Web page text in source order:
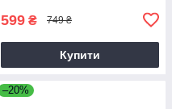
599 ₴ 749 ₴
Купити
–20%